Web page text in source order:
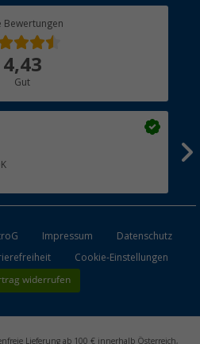
Bewertungen
4,43
Gut
Impressum
Datenschutz
Cookie-Einstellungen
widerrufen
Lieferung ab 100 € innerhalb Österreich,